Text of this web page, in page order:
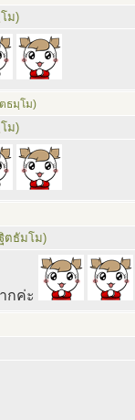
ม)
ธมฺโม)
ม)
ตธัมโม)
กค่ะ